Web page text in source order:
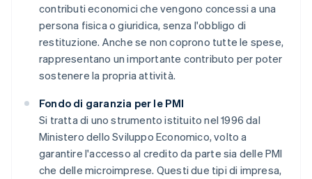
contributi economici che vengono concessi a una
persona fisica o giuridica, senza l'obbligo di
restituzione. Anche se non coprono tutte le spese,
rappresentano un importante contributo per poter
sostenere la propria attività.
Fondo di garanzia per le PMI
Si tratta di uno strumento istituito nel 1996 dal
Ministero dello Sviluppo Economico, volto a
garantire l'accesso al credito da parte sia delle PMI
che delle microimprese. Questi due tipi di impresa,